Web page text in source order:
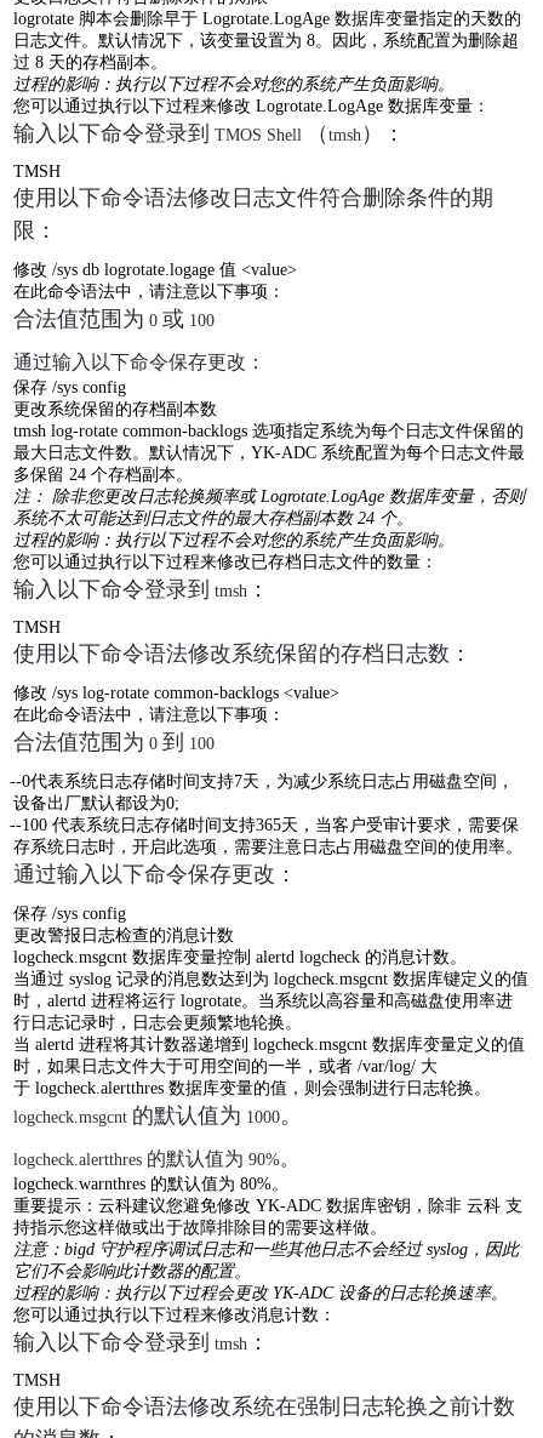
logrotate 脚本会删除早于 Logrotate.LogAge数据库变量指定的天数的
日志文件。默认情况下，该变量设置为 8。因此，系统配置为删除超
过 8 天的存档副本。
过程的影响：执行以下过程不会对您的系统产生负面影响。
您可以通过执行以下过程来修改 Logrotate.LogAge数据库变量：
输入以下命令登录到 TMOS Shell （tmsh ）：
TMSH
使用以下命令语法修改日志文件符合删除条件的期
限：
修改 /sys db logrotate.logage值 <value>
在此命令语法中，请注意以下事项：
合法值范围为 0或 100
通过输入以下命令保存更改：
保存 /sys config
更改系统保留的存档副本数
tmsh log-rotate common-backlogs选项指定系统为每个日志文件保留的
最大日志文件数。默认情况下，YK-ADC 系统配置为每个日志文件最
多保留 24个存档副本。
注： 除非您更改日志轮换频率或Logrotate.LogAge 数据库变量，否则
系统不太可能达到日志文件的最大存档副本数24 个。
过程的影响：执行以下过程不会对您的系统产生负面影响。
您可以通过执行以下过程来修改已存档日志文件的数量：
输入以下命令登录到 tmsh ：
TMSH
使用以下命令语法修改系统保留的存档日志数：
修改 /sys log-rotate common-backlogs <value>
在此命令语法中，请注意以下事项：
合法值范围为 0到 100
--0代表系统日志存储时间支持7天，为减少系统日志占用磁盘空间，
设备出厂默认都设为0;
--100代表系统日志存储时间支持365天，当客户受审计要求，需要保
存系统日志时，开启此选项，需要注意日志占用磁盘空间的使用率。
通过输入以下命令保存更改：
保存 /sys config
更改警报日志检查的消息计数
logcheck.msgcnt数据库变量控制 alertd logcheck 的消息计数。
当通过 syslog记录的消息数达到为 logcheck.msgcnt数据库键定义的值
时，alertd进程将运行 logrotate。当系统以高容量和高磁盘使用率进
行日志记录时，日志会更频繁地轮换。
当 alertd进程将其计数器递增到 logcheck.msgcnt数据库变量定义的值
时，如果日志文件大于可用空间的一半，或者 /var/log/ 大
于 logcheck.alertthres数据库变量的值，则会强制进行日志轮换。
logcheck.msgcnt 的默认值为 1000。
logcheck.alertthres 的默认值为 90%。
logcheck.warnthres 的默认值为 80%。
重要提示：云科建议您避免修改YK-ADC数据库密钥，除非 云科 支
持指示您这样做或出于故障排除目的需要这样做。
注意：bigd 守护程序调试日志和一些其他日志不会经过syslog ，因此
它们不会影响此计数器的配置。
过程的影响：执行以下过程会更改 YK-ADC 设备的日志轮换速率。
您可以通过执行以下过程来修改消息计数：
输入以下命令登录到 tmsh ：
TMSH
使用以下命令语法修改系统在强制日志轮换之前计数